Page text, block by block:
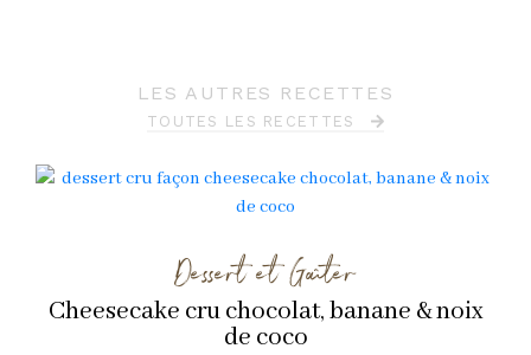
LES AUTRES RECETTES
TOUTES LES RECETTES
Dessert et Goûter
Cheesecake cru chocolat, banane & noix
de coco